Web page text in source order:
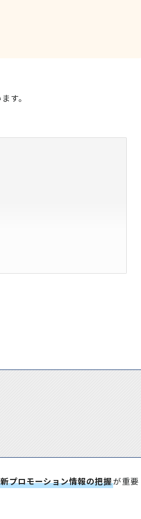
す。
プロモーション情報の把握が重要